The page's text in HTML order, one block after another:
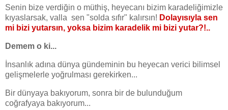
Senin bize verdiğin o müthiş, heyecanı bizim karadeliğimizle
kıyaslarsak, valla sen "solda sıfır" kalırsın! Dolayısıyla sen
mi bizi yutarsın, yoksa bizim karadelik mi bizi yutar?!..
Demem o ki...
İnsanlık adına dünya gündeminin bu heyecan verici bilimsel
gelişmelerle yoğrulması gerekirken...
Bir dünyaya bakıyorum, sonra bir de bulunduğum
coğrafyaya bakıyorum...